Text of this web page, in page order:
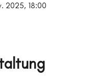
2025, 18:00